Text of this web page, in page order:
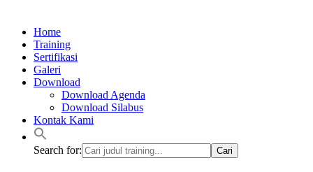
Home
Training
Sertifikasi
Galeri
Download
Download Agenda
Download Silabus
Kontak Kami
Search for: